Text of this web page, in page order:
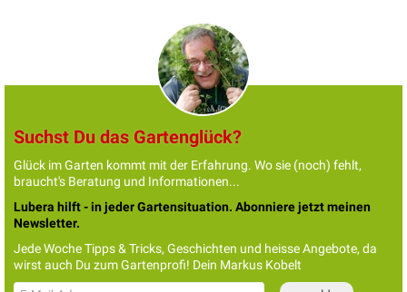
Suchst Du das Gartenglück?
Glück im Garten kommt mit der Erfahrung. Wo sie (noch) fehlt,
braucht's Beratung und Informationen...
Lubera hilft - in jeder Gartensituation. Abonniere jetzt meinen
Newsletter.
Jede Woche Tipps & Tricks, Geschichten und heisse Angebote, da
wirst auch Du zum Gartenprofi! Dein Markus Kobelt